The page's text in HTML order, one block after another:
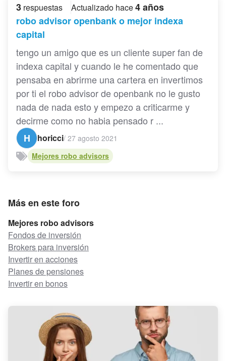
3 respuestas Actualizado hace4 años
robo advisor openbank o mejor indexa
capital
tengo un amigo que es un cliente super fan de
indexa capital y cuando le he comentado que
pensaba en abrirme una cartera en invertimos
por ti el robo advisor de openbank no le gusto
nada de nada esto y empezo a criticarme y
decirme como no habia pensado r ...
H
horicci/ 27 agosto 2021
Mejores robo advisors
Más en este foro
Mejores robo advisors
Fondos de inversión
Brokers para inversión
Invertir en acciones
Planes de pensiones
Invertir en bonos